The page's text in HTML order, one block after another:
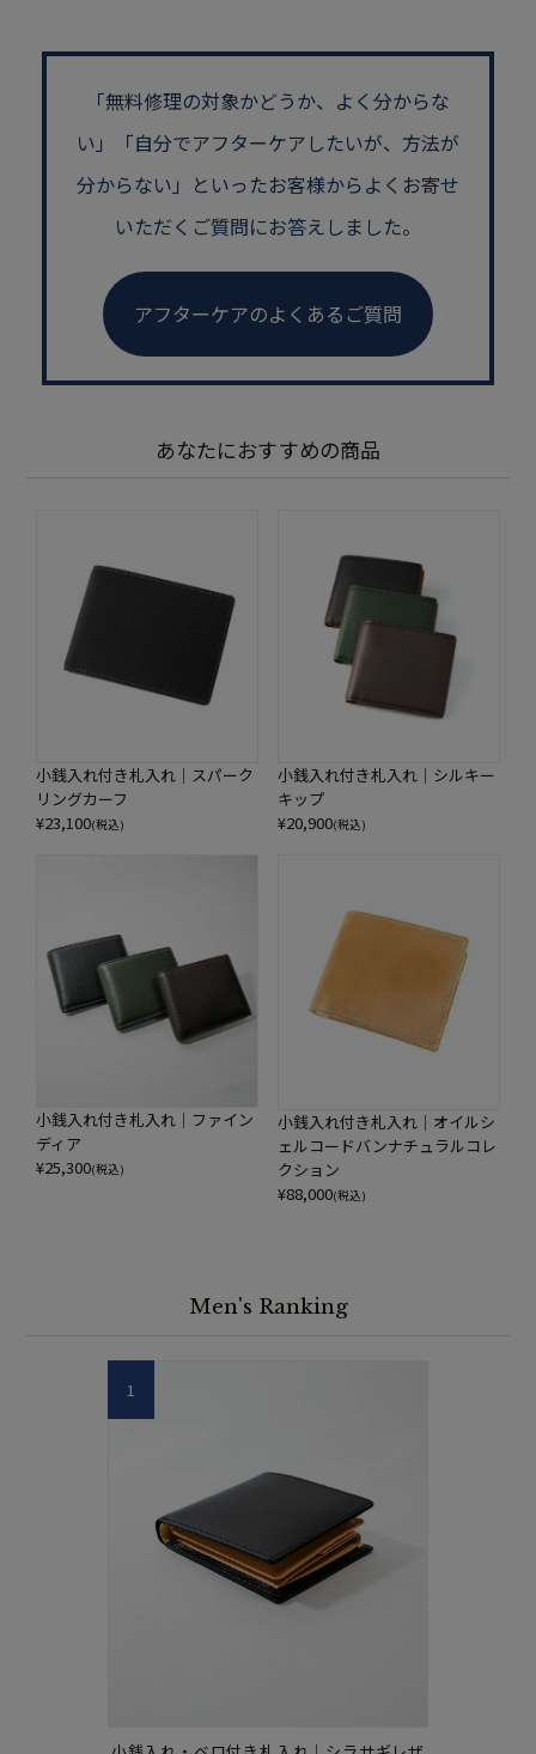
「無料修理の対象かどうか、よく分からな
い」
「自分でアフターケアしたいが、方法が
分からない」といったお客様からよくお寄せ
いただくご質問にお答えしました。
アフターケアのよくあるご質問
あなたにおすすめの商品
小銭入れ付き札入れ｜スパーク
リングカーフ
¥23,100(税込)
小銭入れ付き札入れ｜シルキー
キップ
¥20,900(税込)
小銭入れ付き札入れ｜ファイン
ディア
¥25,300(税込)
小銭入れ付き札入れ｜オイルシ
ェルコードバンナチュラルコレ
クション
¥88,000(税込)
Men's Ranking
1